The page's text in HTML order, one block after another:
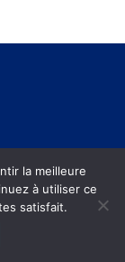
web
la meilleure
à utiliser ce
satisfait.